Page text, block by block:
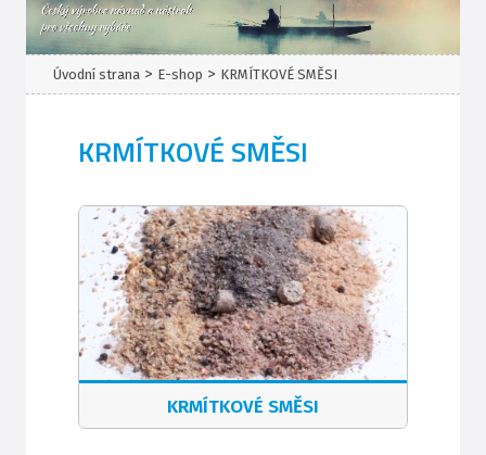
Úvodní strana > E-shop > KRMÍTKOVÉ SMĚSI
KRMÍTKOVÉ SMĚSI
KRMÍTKOVÉ SMĚSI